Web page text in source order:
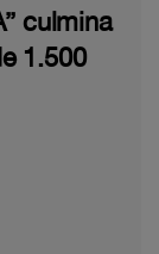
culmina
1.500